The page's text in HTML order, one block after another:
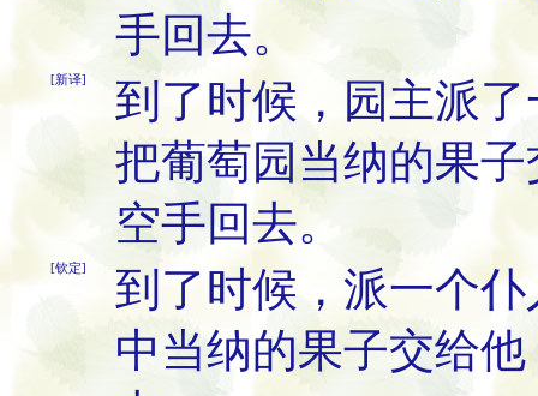
手回去。
[新译]
到了时候，园主派
把葡萄园当纳的果
空手回去。
[钦定]
到了时候，派一个
中当纳的果子交给